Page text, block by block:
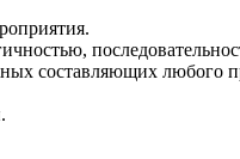
составляющих любого